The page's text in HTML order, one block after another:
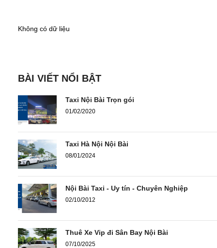
Không có dữ liệu
BÀI VIẾT NỔI BẬT
Taxi Nội Bài Trọn gói
01/02/2020
Taxi Hà Nội Nội Bài
08/01/2024
Nội Bài Taxi - Uy tín - Chuyên Nghiệp
02/10/2012
Thuê Xe Vip đi Sân Bay Nội Bài
07/10/2025